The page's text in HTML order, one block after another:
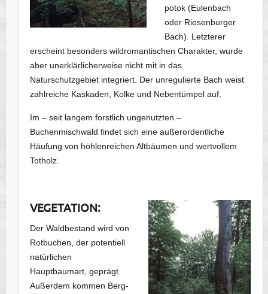
potok (Eulenbach
oder Riesenburger
Bach). Letzterer
erscheint besonders wildromantischen Charakter, wurde
aber unerklärlicherweise nicht mit in das
Naturschutzgebiet integriert. Der unregulierte Bach weist
zahlreiche Kaskaden, Kolke und Nebentümpel auf.
Im – seit langem forstlich ungenutzten –
Buchenmischwald findet sich eine außerordentliche
Häufung von höhlenreichen Altbäumen und wertvollem
Totholz.
VEGETATION:
Der Waldbestand wird von
Rotbuchen, der potentiell
natürlichen
Hauptbaumart, geprägt.
Außerdem kommen Berg-